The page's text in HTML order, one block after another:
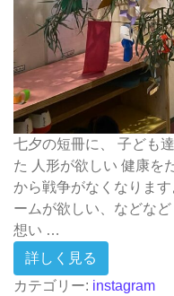
七夕の短冊に、 子ども
た 人形が欲しい 健康を
から戦争がなくなりま
ームが欲しい、などな
想い …
詳しく見る
カテゴリー: instagram